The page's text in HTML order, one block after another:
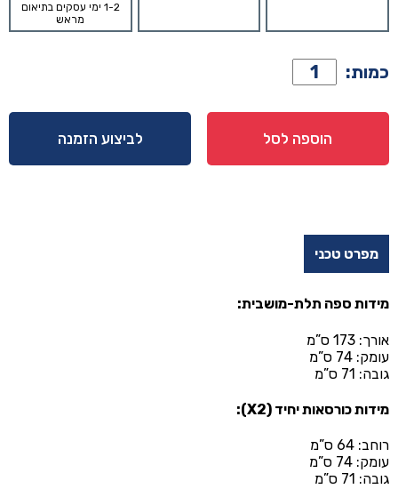
1-2 ימי עסקים בתיאום
מראש
כמות: כמות
של
פינת
חוץ
הוספה לסל לביצוע הזמנה
מפרט טכני
מידות ספה תלת-מושבית:
אורך: 173 ס”מ
עומק: 74 ס”מ
גובה: 71 ס”מ
מידות כורסאות יחיד (X2):
רוחב: 64 ס”מ
עומק: 74 ס”מ
גובה: 71 ס”מ